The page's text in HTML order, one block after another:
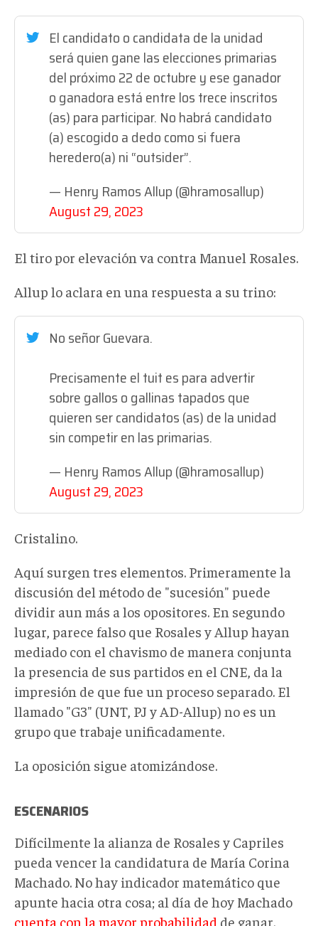
El candidato o candidata de la unidad
será quien gane las elecciones primarias
del próximo 22 de octubre y ese ganador
o ganadora está entre los trece inscritos
(as) para participar. No habrá candidato
(a) escogido a dedo como si fuera
heredero(a) ni “outsider”.
— Henry Ramos Allup (@hramosallup)
August 29, 2023
El tiro por elevación va contra Manuel Rosales.
Allup lo aclara en una respuesta a su trino:
No señor Guevara.
Precisamente el tuit es para advertir
sobre gallos o gallinas tapados que
quieren ser candidatos (as) de la unidad
sin competir en las primarias.
— Henry Ramos Allup (@hramosallup)
August 29, 2023
Cristalino.
Aquí surgen tres elementos. Primeramente la
discusión del método de "sucesión" puede
dividir aun más a los opositores. En segundo
lugar, parece falso que Rosales y Allup hayan
mediado con el chavismo de manera conjunta
la presencia de sus partidos en el CNE, da la
impresión de que fue un proceso separado. El
llamado "G3" (UNT, PJ y AD-Allup) no es un
grupo que trabaje unificadamente.
La oposición sigue atomizándose.
ESCENARIOS
Difícilmente la alianza de Rosales y Capriles
pueda vencer la candidatura de María Corina
Machado. No hay indicador matemático que
apunte hacia otra cosa; al día de hoy Machado
cuenta con la mayor probabilidad de ganar.